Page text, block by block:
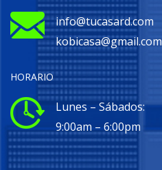
info@tucasard.com
kobicasa@gmail.com
HORARIO
Lunes – Sábados:
9:00am – 6:00pm